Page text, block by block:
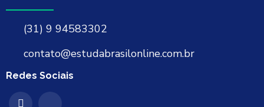
(31) 9 94583302
contato@estudabrasilonline.com.br
Redes Sociais